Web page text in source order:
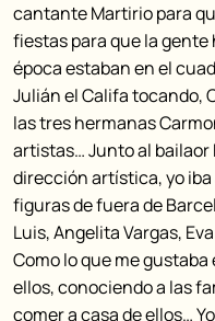
cantante Martirio para
fiestas para que la gente
época estaban en el
Julián el Califa tocando,
las tres hermanas
artistas… Junto al bailaor
dirección artística, yo
figuras de fuera de
Luis, Angelita Vargas,
Como lo que me
ellos, conociendo a las
comer a casa de ellos…